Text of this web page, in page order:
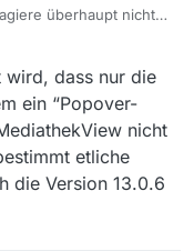
überhaupt nicht
so sehr es mir leid tut
Fenster für die Filter
ändern. Der Inhalt wird
das Fenster wird so
dass nur die
ein “Popover-
nicht
etliche
die Version 13.0.6